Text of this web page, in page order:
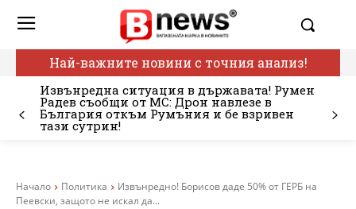
Най-важните новини с точния анализ!
Извънредна ситуация в държавата! Румен
Радев съобщи от МС: Дрон навлезе в
България откъм Румъния и бе взривен
тази сутрин!
Начало Политика
Извънредно! Борисов даде 50% от ГЕРБ на
Пеевски, защото не искал да...